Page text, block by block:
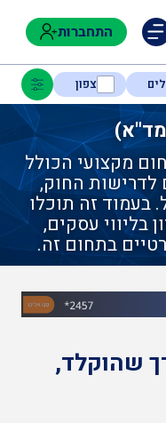
התחברות
צפון
מקצועי הכולל
לדרישות החוק,
בעמוד זה תוכלו
בליווי עסקים,
בתחום זה.
שהוקלד,